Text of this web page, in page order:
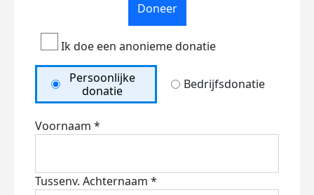
Doneer
Ik doe een anonieme donatie
Persoonlijke
donatie
Bedrijfsdonatie
Voornaam *
Tussenv. Achternaam *